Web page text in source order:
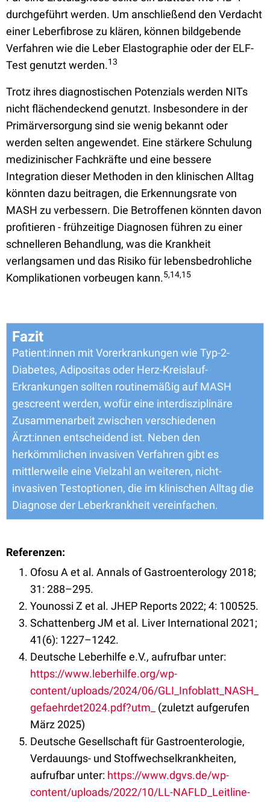
durchgeführt werden. Um anschließend den Verdacht
einer Leberfibrose zu klären, können bildgebende
Verfahren wie die Leber Elastographie oder der ELF-
Test genutzt werden.13
Trotz ihres diagnostischen Potenzials werden NITs
nicht flächendeckend genutzt. Insbesondere in der
Primärversorgung sind sie wenig bekannt oder
werden selten angewendet. Eine stärkere Schulung
medizinischer Fachkräfte und eine bessere
Integration dieser Methoden in den klinischen Alltag
könnten dazu beitragen, die Erkennungsrate von
MASH zu verbessern. Die Betroffenen könnten davon
profitieren - frühzeitige Diagnosen führen zu einer
schnelleren Behandlung, was die Krankheit
verlangsamen und das Risiko für lebensbedrohliche
Komplikationen vorbeugen kann.5,14,15
Fazit
Patient:innen mit Vorerkrankungen wie Typ-2-
Diabetes, Adipositas oder Herz-Kreislauf-
Erkrankungen sollten routinemäßig auf MASH
gescreent werden, wofür eine interdisziplinäre
Zusammenarbeit zwischen verschiedenen
Ärzt:innen entscheidend ist. Neben den
herkömmlichen invasiven Verfahren gibt es
mittlerweile eine Vielzahl an weiteren, nicht-
invasiven Testoptionen, die im klinischen Alltag die
Diagnose der Leberkrankheit vereinfachen.
Referenzen:
Ofosu A et al. Annals of Gastroenterology 2018;
31: 288–295.
Younossi Z et al. JHEP Reports 2022; 4: 100525.
Schattenberg JM et al. Liver International 2021;
41(6): 1227–1242.
Deutsche Leberhilfe e.V., aufrufbar unter:
https://www.leberhilfe.org/wp-
content/uploads/2024/06/GLI_Infoblatt_NASH_
gefaehrdet2024.pdf?utm_
(zuletzt aufgerufen
März 2025)
Deutsche Gesellschaft für Gastroenterologie,
Verdauungs- und Stoffwechselkrankheiten,
aufrufbar unter: https://www.dgvs.de/wp-
content/uploads/2022/10/LL-NAFLD_Leitline-